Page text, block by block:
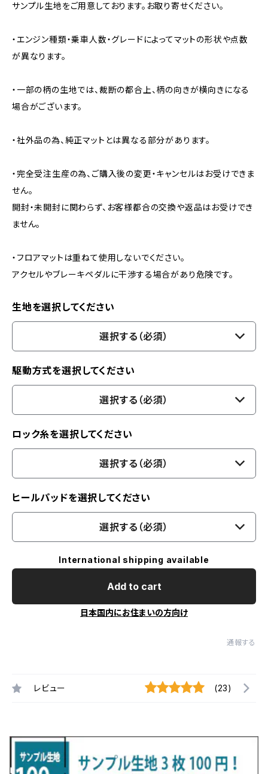
サンプル生地をご用意しております。お取り寄せください。
・エンジン種類・乗車人数・グレードによってマットの形状や点数
が異なります。
・一部の柄の生地では、裁断の都合上、柄の向きが横向きになる
場合がございます。
・社外品の為、純正マットとは異なる部分があります。
・完全受注生産の為、ご購入後の変更・キャンセルはお受けできま
せん。
開封・未開封に関わらず、お客様都合の交換や返品はお受けでき
ません。
・フロアマットは重ねて使用しないでください。
アクセルやブレーキペダルに干渉する場合があり危険です。
生地を選択してください
選択する（必須）
駆動方式を選択してください
選択する（必須）
ロック糸を選択してください
選択する（必須）
ヒールパッドを選択してください
選択する（必須）
International shipping available
Add to cart
日本国内にお住まいの方向け
通報する
レビュー (23)